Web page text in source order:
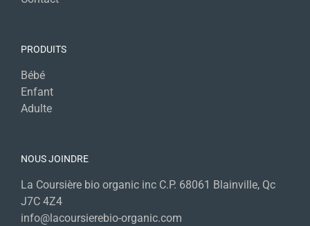
PRODUITS
Bébé
Enfant
Adulte
NOUS JOINDRE
La Coursière bio organic inc C.P. 68061 Blainville, Qc
J7C 4Z4
info@lacoursierebio-organic.com